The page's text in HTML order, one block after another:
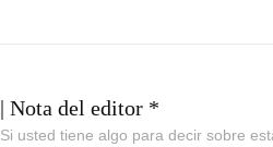
| Nota del editor *
Si usted tiene algo para decir sobre